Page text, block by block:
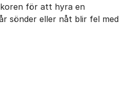
för att hyra en
sönder eller nåt blir fel med